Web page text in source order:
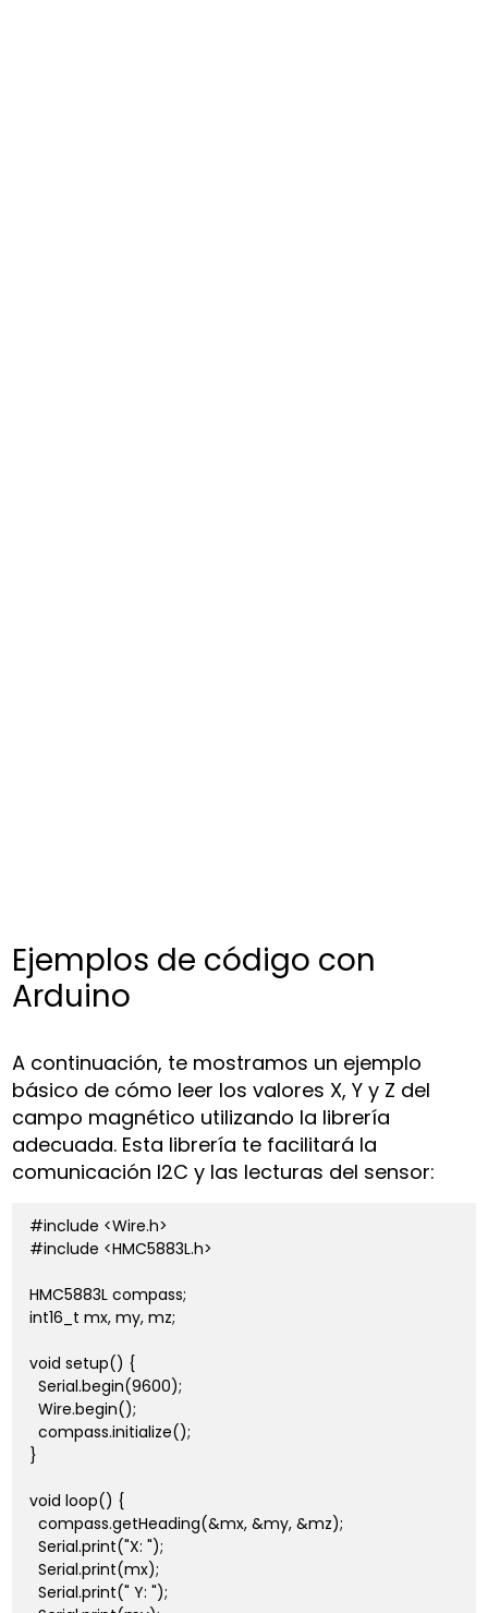
Ejemplos de código con
Arduino
A continuación, te mostramos un ejemplo
básico de cómo leer los valores X, Y y Z del
campo magnético utilizando la librería
adecuada. Esta librería te facilitará la
comunicación I2C y las lecturas del sensor:
#include <Wire.h>
#include <HMC5883L.h>
HMC5883L compass;
int16_t mx, my, mz;
void setup() {
  Serial.begin(9600);
  Wire.begin();
  compass.initialize();
}
void loop() {
  compass.getHeading(&mx, &my, &mz);
  Serial.print("X: ");
  Serial.print(mx);
  Serial.print(" Y: ");